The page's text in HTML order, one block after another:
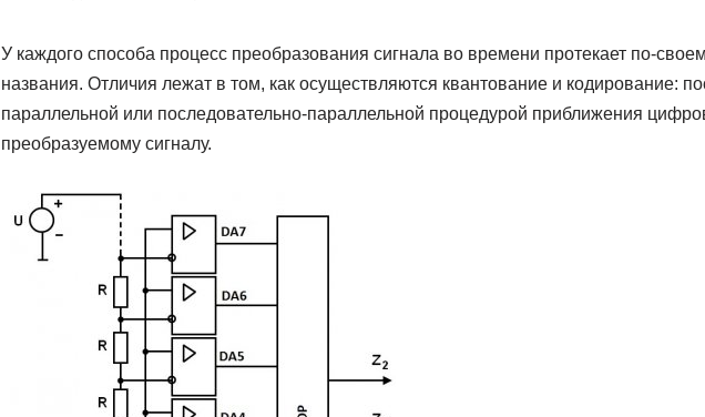
У каждого способа процесс преобразования сигнала во времени протекает по-
названия. Отличия лежат в том, как осуществляются квантование и кодирование:
параллельной или последовательно-параллельной процедурой приближения
преобразуемому сигналу.